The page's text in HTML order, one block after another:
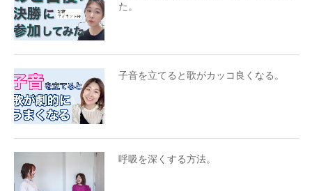
た。
子音を立てると歌がカッコ良くなる。
呼吸を深くする方法。